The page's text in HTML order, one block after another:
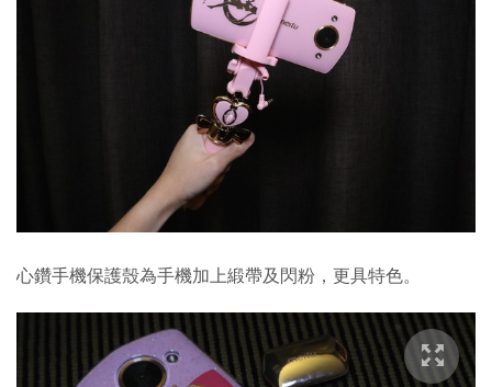
心鑽手機保護殼為手機加上緞帶及閃粉，更具特色。